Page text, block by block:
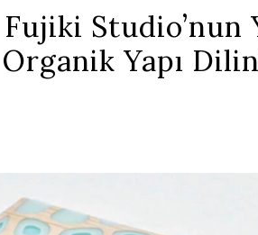
Studio’nun
Organik Yapı